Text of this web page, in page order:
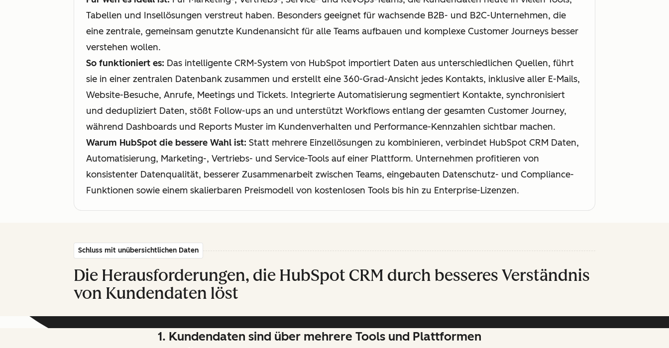
Tabellen und Insellösungen verstreut haben. Besonders geeignet für wachsende B2B- und B2C-Unternehmen, die
eine zentrale, gemeinsam genutzte Kundenansicht für alle Teams aufbauen und komplexe Customer Journeys besser
verstehen wollen.
So funktioniert es: Das intelligente CRM-System von HubSpot importiert Daten aus unterschiedlichen Quellen, führt
sie in einer zentralen Datenbank zusammen und erstellt eine 360-Grad-Ansicht jedes Kontakts, inklusive aller E-Mails,
Website-Besuche, Anrufe, Meetings und Tickets. Integrierte Automatisierung segmentiert Kontakte, synchronisiert
und dedupliziert Daten, stößt Follow-ups an und unterstützt Workflows entlang der gesamten Customer Journey,
während Dashboards und Reports Muster im Kundenverhalten und Performance-Kennzahlen sichtbar machen.
Warum HubSpot die bessere Wahl ist: Statt mehrere Einzellösungen zu kombinieren, verbindet HubSpot CRM Daten,
Automatisierung, Marketing-, Vertriebs- und Service-Tools auf einer Plattform. Unternehmen profitieren von
konsistenter Datenqualität, besserer Zusammenarbeit zwischen Teams, eingebauten Datenschutz- und Compliance-
Funktionen sowie einem skalierbaren Preismodell von kostenlosen Tools bis hin zu Enterprise-Lizenzen.
Schluss mit unübersichtlichen Daten
Die Herausforderungen, die HubSpot CRM durch besseres Verständnis
von Kundendaten löst
1. Kundendaten sind über mehrere Tools und Plattformen